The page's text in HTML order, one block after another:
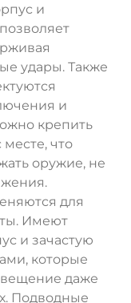
и
удары. Также
и
крепить
что
оружие, не
для
Имеют
и зачастую
которые
даже
Подводные